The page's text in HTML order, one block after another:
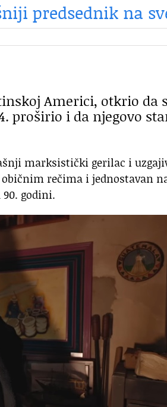
predsednik na
Americi, otkrio da
proširio i da njegovo
marksistički gerilac i
rečima i jednostavan
godini.